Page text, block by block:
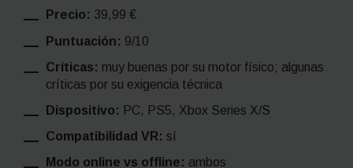
Precio: 39,99 €
Puntuación: 9/10
Críticas: muy buenas por su motor físico; algunas
críticas por su exigencia técnica
Dispositivo: PC, PS5, Xbox Series X/S
Compatibilidad VR: sí
Modo online vs offline: ambos